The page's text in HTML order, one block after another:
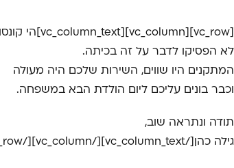
לא הפסיקו לדבר על זה בכיתה.
המתקנים היו שווים, השירות שלכם היה מעולה
וכבר בונים עליכם ליום הולדת הבא במשפחה.
תודה ונתראה שוב,
גילה כהן[/vc_column_text][/vc_column][/vc_row]